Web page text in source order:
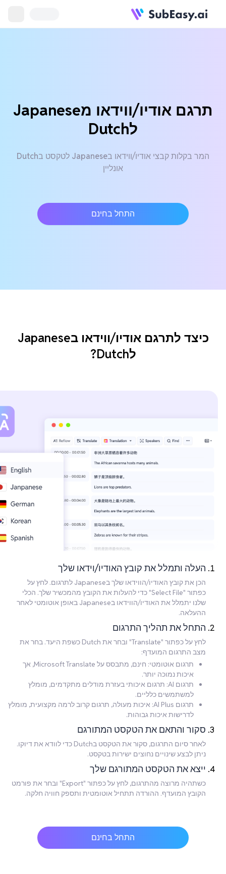
תרגם אודיו/ווידאו מJapanese
לDutch
המר בקלות קבצי אודיו/ווידאו בJapanese לטקסט בDutch
אונליין
התחל בחינם
כיצד לתרגם אודיו/ווידאו בJapanese
לDutch?
העלה ותמלל את קובץ האודיו/וידאו שלך
הכן את קובץ האודיו/הווידאו שלך בJapanese לתרגום. לחץ על
כפתור "Select File" כדי להעלות את הקובץ מהמכשיר שלך. הכלי
שלנו יתמלל את האודיו/הווידאו בJapanese באופן אוטומטי לאחר
ההעלאה.
התחל את תהליך התרגום
לחץ על כפתור "Translate" ובחר את Dutch כשפת היעד. בחר את
מצב התרגום המועדף:
תרגום אוטומטי: חינם, מתבסס על Microsoft Translate, אך
איכות נמוכה יותר.
תרגום AI: תרגום איכותי בעזרת מודלים מתקדמים, מומלץ
למשתמשים כלליים.
תרגום AI Plus: איכות מעולה, תרגום קרוב לרמה מקצועית, מומלץ
לדרישות איכות גבוהות.
סקור והתאם את הטקסט המתורגם
לאחר סיום התרגום, סקור את הטקסט בDutch כדי לוודא את דיוקו.
ניתן לבצע שינויים נחוצים ישירות בטקסט.
ייצא את הטקסט המתורגם שלך
כשתהיה מרוצה מהתרגום, לחץ על כפתור "Export" ובחר את פורמט
הקובץ המועדף. ההורדה תתחיל אוטומטית ותספק חוויה חלקה.
התחל בחינם